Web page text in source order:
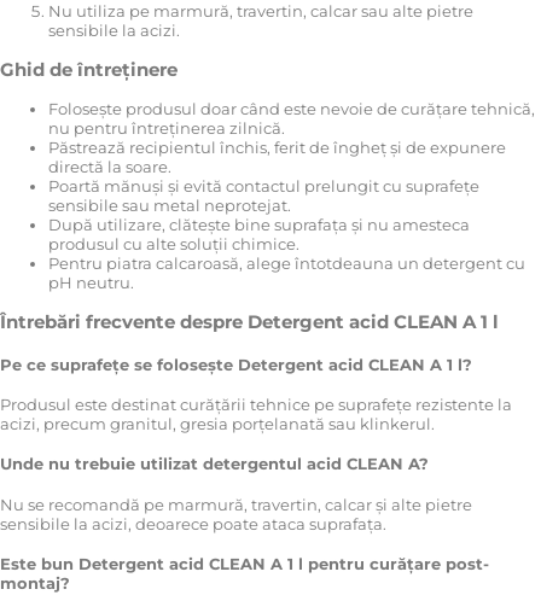
Nu utiliza pe marmură, travertin, calcar sau alte pietre
sensibile la acizi.
Ghid de întreținere
Folosește produsul doar când este nevoie de curățare tehnică,
nu pentru întreținerea zilnică.
Păstrează recipientul închis, ferit de îngheț și de expunere
directă la soare.
Poartă mănuși și evită contactul prelungit cu suprafețe
sensibile sau metal neprotejat.
După utilizare, clătește bine suprafața și nu amesteca
produsul cu alte soluții chimice.
Pentru piatra calcaroasă, alege întotdeauna un detergent cu
pH neutru.
Întrebări frecvente despre Detergent acid CLEAN A 1 l
Pe ce suprafețe se folosește Detergent acid CLEAN A 1 l?
Produsul este destinat curățării tehnice pe suprafețe rezistente la
acizi, precum granitul, gresia porțelanată sau klinkerul.
Unde nu trebuie utilizat detergentul acid CLEAN A?
Nu se recomandă pe marmură, travertin, calcar și alte pietre
sensibile la acizi, deoarece poate ataca suprafața.
Este bun Detergent acid CLEAN A 1 l pentru curățare post-
montaj?